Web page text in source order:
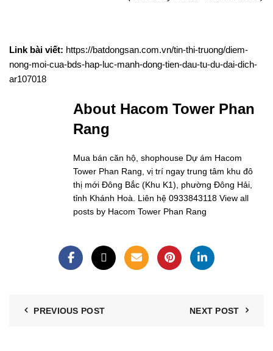
Link bài viết: https://batdongsan.com.vn/tin-thi-truong/diem-
nong-moi-cua-bds-hap-luc-manh-dong-tien-dau-tu-du-dai-dich-
ar107018
About Hacom Tower Phan
Rang
Mua bán căn hộ, shophouse Dự ám Hacom
Tower Phan Rang, vị trí ngay trung tâm khu đô
thị mới Đông Bắc (Khu K1), phường Đông Hải,
tỉnh Khánh Hoà. Liên hệ 0933843118 View all
posts by Hacom Tower Phan Rang
PREVIOUS POST NEXT POST